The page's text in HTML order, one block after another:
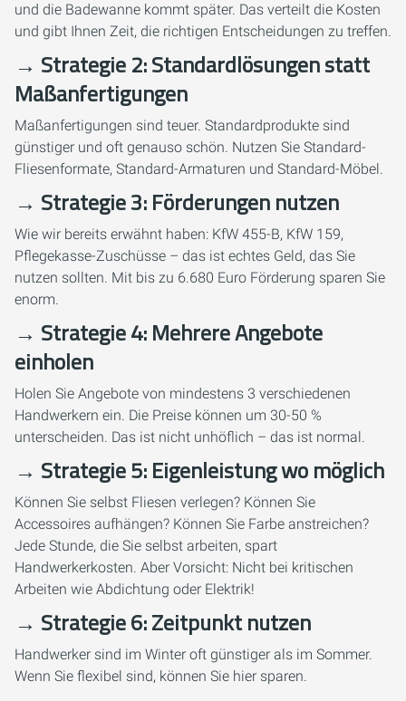
und die Badewanne kommt später. Das verteilt die Kosten
und gibt Ihnen Zeit, die richtigen Entscheidungen zu treffen.
→ Strategie 2: Standardlösungen statt
Maßanfertigungen
Maßanfertigungen sind teuer. Standardprodukte sind
günstiger und oft genauso schön. Nutzen Sie Standard-
Fliesenformate, Standard-Armaturen und Standard-Möbel.
→ Strategie 3: Förderungen nutzen
Wie wir bereits erwähnt haben: KfW 455-B, KfW 159,
Pflegekasse-Zuschüsse – das ist echtes Geld, das Sie
nutzen sollten. Mit bis zu 6.680 Euro Förderung sparen Sie
enorm.
→ Strategie 4: Mehrere Angebote
einholen
Holen Sie Angebote von mindestens 3 verschiedenen
Handwerkern ein. Die Preise können um 30-50 %
unterscheiden. Das ist nicht unhöflich – das ist normal.
→ Strategie 5: Eigenleistung wo möglich
Können Sie selbst Fliesen verlegen? Können Sie
Accessoires aufhängen? Können Sie Farbe anstreichen?
Jede Stunde, die Sie selbst arbeiten, spart
Handwerkerkosten. Aber Vorsicht: Nicht bei kritischen
Arbeiten wie Abdichtung oder Elektrik!
→ Strategie 6: Zeitpunkt nutzen
Handwerker sind im Winter oft günstiger als im Sommer.
Wenn Sie flexibel sind, können Sie hier sparen.